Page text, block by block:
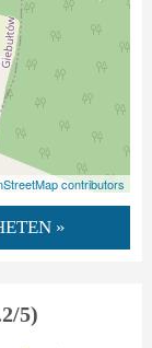
contributors
»
5)